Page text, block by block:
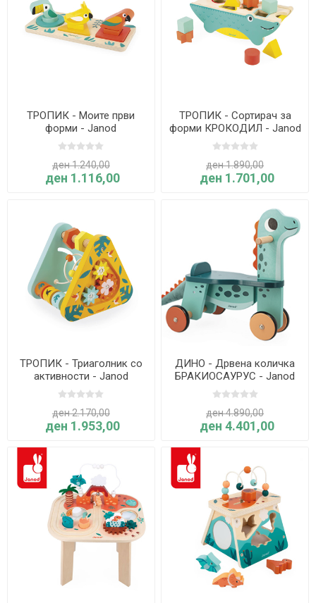
ТРОПИК - Моите први
форми - Janod
ден 1.240,00
ден 1.116,00
ТРОПИК - Сортирач за
форми КРОКОДИЛ - Janod
ден 1.890,00
ден 1.701,00
ТРОПИК - Триаголник со
активности - Janod
ден 2.170,00
ден 1.953,00
ДИНО - Дрвена количка
БРАКИОСАУРУС - Janod
ден 4.890,00
ден 4.401,00